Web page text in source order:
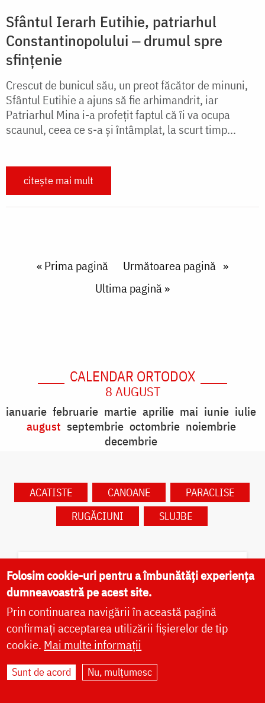
Sfântul Ierarh Eutihie, patriarhul
Constantinopolului ‒ drumul spre
sfințenie
Crescut de bunicul său, un preot făcător de minuni,
Sfântul Eutihie a ajuns să fie arhimandrit, iar
Patriarhul Mina i-a profețit faptul că îi va ocupa
scaunul, ceea ce s-a și întâmplat, la scurt timp...
citește mai mult
PaginareFirst page
« Prima pagină Next page
Următoarea pagină
Last page
Ultima pagină »
CALENDAR ORTODOX
8 AUGUST
ianuarie februarie martie aprilie mai iunie iulie
august septembrie octombrie noiembrie
decembrie
ACATISTE CANOANE
PARACLISE
RUGĂCIUNI
SLUJBE
Caută în calendar după dată
✝) Sfântul Preot Mucenic
Folosim cookie-uri pentru a îmbunătăți experiența
dumneavoastră pe acest site.
Prin continuarea navigării în această pagină
confirmați acceptarea utilizării fișierelor de tip
cookie. Mai multe informații
Sunt de acord Nu, mulțumesc